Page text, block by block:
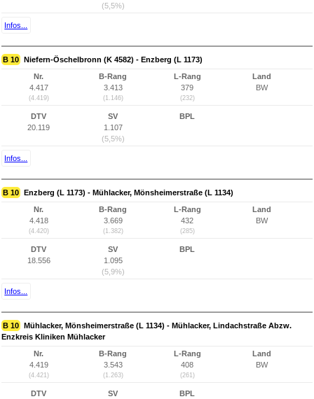
(5,5%)
Infos...
B 10 Niefern-Öschelbronn (K 4582) - Enzberg (L 1173)
Nr.
4.417
(4.419)
B-Rang
3.413
(1.146)
L-Rang
379
(232)
Land
BW
DTV
20.119
SV
1.107
(5,5%)
BPL
Infos...
B 10 Enzberg (L 1173) - Mühlacker, Mönsheimerstraße (L 1134)
Nr.
4.418
(4.420)
B-Rang
3.669
(1.382)
L-Rang
432
(285)
Land
BW
DTV
18.556
SV
1.095
(5,9%)
BPL
Infos...
B 10 Mühlacker, Mönsheimerstraße (L 1134) - Mühlacker, Lindachstraße Abzw.
Enzkreis Kliniken Mühlacker
Nr.
4.419
(4.421)
B-Rang
3.543
(1.263)
L-Rang
408
(261)
Land
BW
DTV
SV
BPL